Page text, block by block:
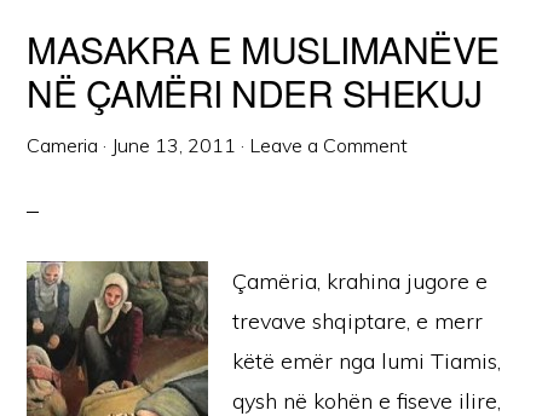
MASAKRA E MUSLIMANËVE
NË ÇAMËRI NDER SHEKUJ
Cameria · June 13, 2011 · Leave a Comment
Çamëria, krahina jugore e
trevave shqiptare, e merr
këtë emër nga lumi Tiamis,
qysh në kohën e fiseve ilire,